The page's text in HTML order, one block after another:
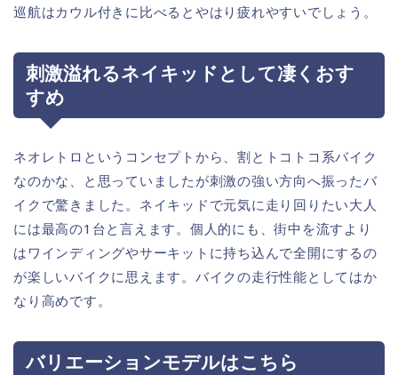
巡航はカウル付きに比べるとやはり疲れやすいでしょう。
刺激溢れるネイキッドとして凄くおす
すめ
ネオレトロというコンセプトから、割とトコトコ系バイク
なのかな、と思っていましたが刺激の強い方向へ振ったバ
イクで驚きました。ネイキッドで元気に走り回りたい大人
には最高の1台と言えます。個人的にも、街中を流すより
はワインディングやサーキットに持ち込んで全開にするの
が楽しいバイクに思えます。バイクの走行性能としてはか
なり高めです。
バリエーションモデルはこちら